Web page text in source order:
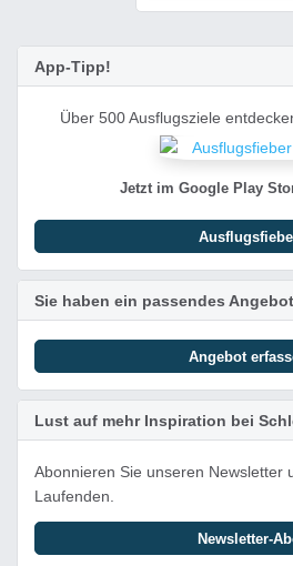
App-Tipp!
Über 500 Ausflugsziele
Jetzt im Google Play
Sie haben ein passendes
Angebot
Lust auf mehr Inspiration bei
Abonnieren Sie unseren Newsletter
Laufenden.
Newsletter-